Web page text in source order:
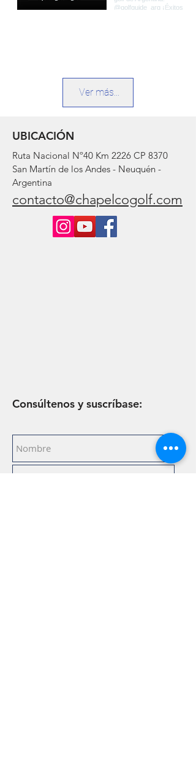
Ver más...
UBICACIÓN
Ruta Nacional Nº40 Km 2226 CP 8370
San Martín de los Andes - Neuquén -
Argentina
contacto@chapelcogolf.com
Consúltenos y suscríbase: